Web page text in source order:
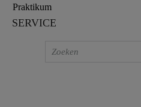
Praktikum
SERVICE